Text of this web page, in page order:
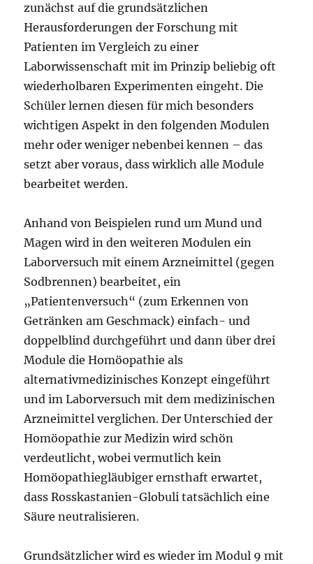
zunächst auf die grundsätzlichen
Herausforderungen der Forschung mit
Patienten im Vergleich zu einer
Laborwissenschaft mit im Prinzip beliebig oft
wiederholbaren Experimenten eingeht. Die
Schüler lernen diesen für mich besonders
wichtigen Aspekt in den folgenden Modulen
mehr oder weniger nebenbei kennen – das
setzt aber voraus, dass wirklich alle Module
bearbeitet werden.
Anhand von Beispielen rund um Mund und
Magen wird in den weiteren Modulen ein
Laborversuch mit einem Arzneimittel (gegen
Sodbrennen) bearbeitet, ein
„Patientenversuch“ (zum Erkennen von
Getränken am Geschmack) einfach- und
doppelblind durchgeführt und dann über drei
Module die Homöopathie als
alternativmedizinisches Konzept eingeführt
und im Laborversuch mit dem medizinischen
Arzneimittel verglichen. Der Unterschied der
Homöopathie zur Medizin wird schön
verdeutlicht, wobei vermutlich kein
Homöopathiegläubiger ernsthaft erwartet,
dass Rosskastanien-Globuli tatsächlich eine
Säure neutralisieren.
Grundsätzlicher wird es wieder im Modul 9 mit